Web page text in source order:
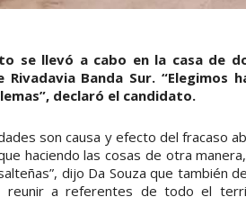
se llevó a cabo en la casa de
Rivadavia Banda Sur.
declaró el candidato.
son causa y efecto del fracaso
haciendo las cosas de otra
dijo Da Souza que también
reunir a referentes de todo el